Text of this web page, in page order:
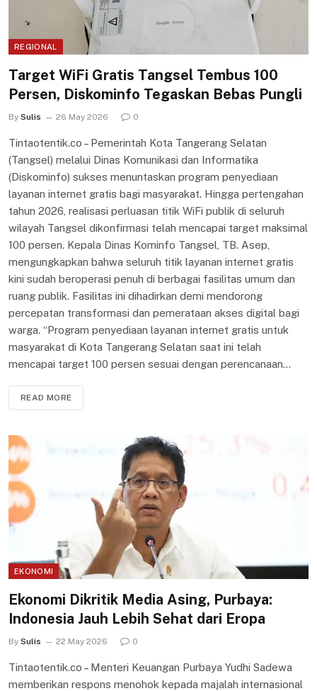
REGIONAL
Target WiFi Gratis Tangsel Tembus 100
Persen, Diskominfo Tegaskan Bebas Pungli
By Sulis 26 May 2026 0
Tintaotentik.co – Pemerintah Kota Tangerang Selatan
(Tangsel) melalui Dinas Komunikasi dan Informatika
(Diskominfo) sukses menuntaskan program penyediaan
layanan internet gratis bagi masyarakat. Hingga pertengahan
tahun 2026, realisasi perluasan titik WiFi publik di seluruh
wilayah Tangsel dikonfirmasi telah mencapai target maksimal
100 persen. Kepala Dinas Kominfo Tangsel, TB. Asep,
mengungkapkan bahwa seluruh titik layanan internet gratis
kini sudah beroperasi penuh di berbagai fasilitas umum dan
ruang publik. Fasilitas ini dihadirkan demi mendorong
percepatan transformasi dan pemerataan akses digital bagi
warga. “Program penyediaan layanan internet gratis untuk
masyarakat di Kota Tangerang Selatan saat ini telah
mencapai target 100 persen sesuai dengan perencanaan…
READ MORE
EKONOMI
Ekonomi Dikritik Media Asing, Purbaya:
Indonesia Jauh Lebih Sehat dari Eropa
By Sulis 22 May 2026 0
Tintaotentik.co – Menteri Keuangan Purbaya Yudhi Sadewa
memberikan respons menohok kepada majalah internasional